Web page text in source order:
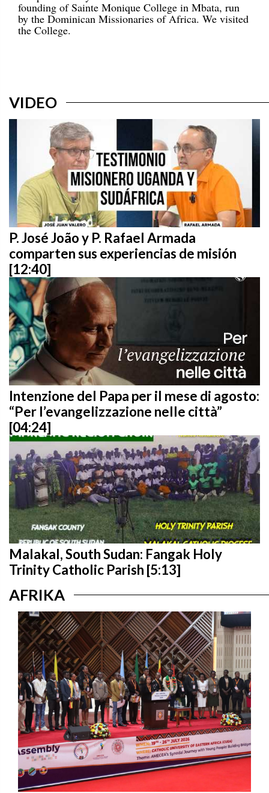
founding of Sainte Monique College in Mbata, run
by the Dominican Missionaries of Africa. We visited
the College.
VIDEO
P. José João y P. Rafael Armada
comparten sus experiencias de misión
[12:40]
Intenzione del Papa per il mese di agosto:
“Per l’evangelizzazione nelle città”
[04:24]
Malakal, South Sudan: Fangak Holy
Trinity Catholic Parish [5:13]
AFRIKA